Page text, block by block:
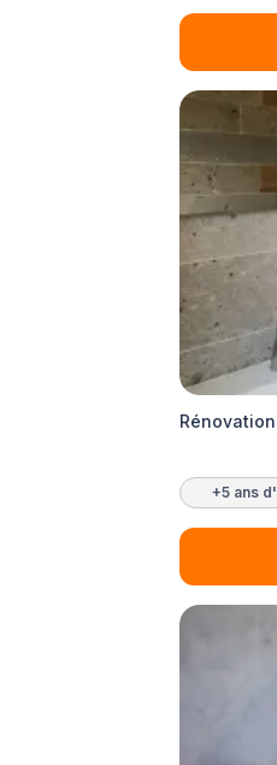
+5 ans